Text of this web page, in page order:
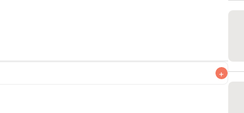
+
くことをおすすめします。